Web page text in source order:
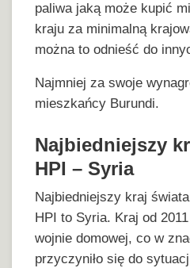
paliwa jaką może kupić
kraju za minimalną
można to odnieść do
Najmniej za swoje
mieszkańcy Burundi.
Najbiedniejszy
HPI – Syria
Najbiedniejszy kraj
HPI to Syria. Kraj od
wojnie domowej, co w
przyczyniło się do